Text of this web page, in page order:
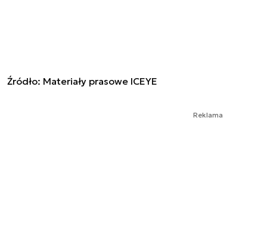
Źródło: Materiały prasowe ICEYE
Reklama